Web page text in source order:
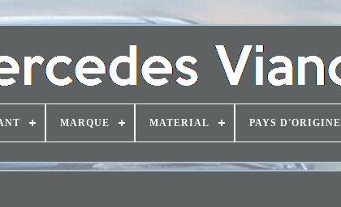
MARQUE MATERIAL PAYS D'ORIGINE